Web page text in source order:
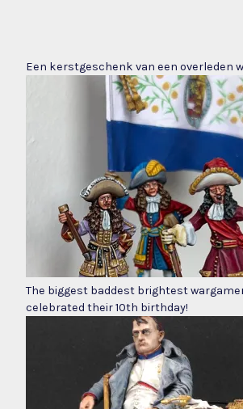
Een kerstgeschenk van een overleden
The biggest baddest brightest
celebrated their 10th birthday!